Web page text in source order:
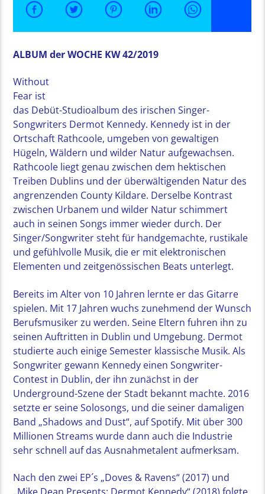
ALBUM der WOCHE KW 42/2019
Without
Fear ist
das Debüt-Studioalbum des irischen Singer-
Songwriters Dermot Kennedy. Kennedy ist in der
Ortschaft Rathcoole, umgeben von gewaltigen
Hügeln, Wäldern und wilder Natur aufgewachsen.
Rathcoole liegt genau zwischen dem hektischen
Treiben Dublins und der überwältigenden Natur des
angrenzenden County Kildare. Derselbe Kontrast
zwischen Urbanem und wilder Natur schimmert
auch in seinen Songs immer wieder durch. Der
Singer/Songwriter steht für handgemachte, rustikale
und gefühlvolle Musik, die er mit elektronischen
Elementen und zeitgenössischen Beats unterlegt.
Bereits im Alter von 10 Jahren lernte er das Gitarre
spielen. Mit 17 Jahren wuchs zunehmend der Wunsch
Berufsmusiker zu werden. Seine Eltern fuhren ihn zu
seinen Auftritten in Dublin und Umgebung. Dermot
studierte auch einige Semester klassische Musik. Als
Songwriter gewann Kennedy einen Songwriter-
Contest in Dublin, der ihn zunächst in der
Underground-Szene der Stadt bekannt machte. 2016
setzte er seine Solosongs, und die seiner damaligen
Band „Shadows and Dust“, auf Spotify. Mit über 300
Millionen Streams wurde dann auch die Industrie
sehr schnell auf das Ausnahmetalent aufmerksam.
Nach den zwei EP´s „Doves & Ravens“ (2017) und